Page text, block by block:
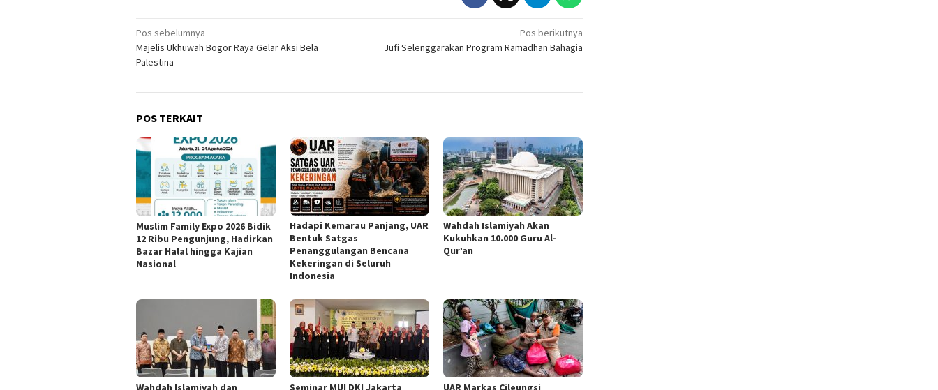
Navigasi
pos
Pos sebelumnya
Majelis Ukhuwah Bogor Raya Gelar Aksi Bela
Palestina
Pos berikutnya
Jufi Selenggarakan Program Ramadhan Bahagia
POS TERKAIT
Muslim Family Expo 2026 Bidik
12 Ribu Pengunjung, Hadirkan
Bazar Halal hingga Kajian
Nasional
Hadapi Kemarau Panjang, UAR
Bentuk Satgas
Penanggulangan Bencana
Kekeringan di Seluruh
Indonesia
Wahdah Islamiyah Akan
Kukuhkan 10.000 Guru Al-
Qur’an
Wahdah Islamiyah dan Seminar MUI DKI Jakarta UAR Markas Cileungsi